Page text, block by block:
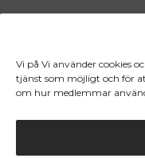
Vi på Vi använder cookies
tjänst som möjligt och för
om hur medlemmar